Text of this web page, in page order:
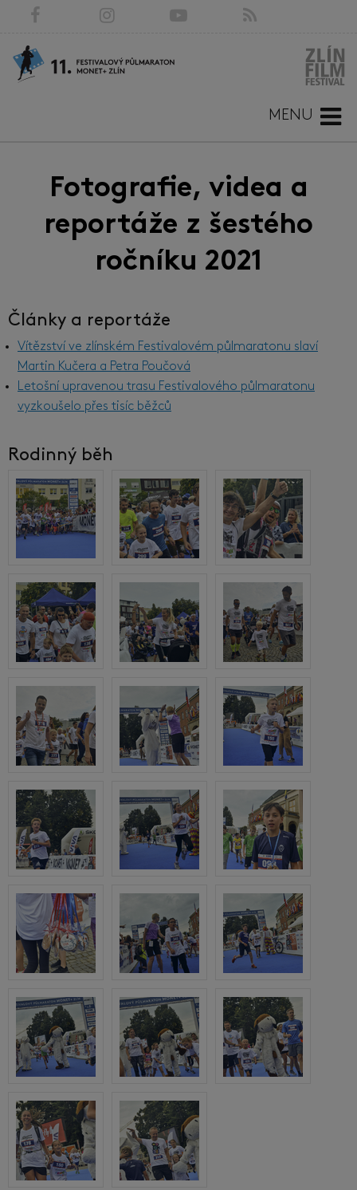
MENU
Fotografie, videa a
reportáže z šestého
ročníku 2021
Články a reportáže
Vítězství ve zlínském Festivalovém půlmaratonu slaví
Martin Kučera a Petra Poučová
Letošní upravenou trasu Festivalového půlmaratonu
vyzkoušelo přes tisíc běžců
Rodinný běh